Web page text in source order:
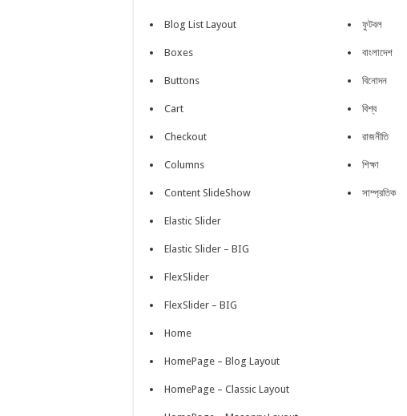
Blog List Layout
Boxes
Buttons
Cart
Checkout
Columns
Content SlideShow
Elastic Slider
Elastic Slider – BIG
FlexSlider
FlexSlider – BIG
Home
HomePage – Blog Layout
HomePage – Classic Layout
ফুটবল
বাংলাদেশ
বিনোদন
বিশ্ব
রাজনীতি
শিক্ষা
সাম্প্রতিক